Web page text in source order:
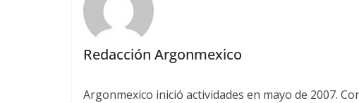
Redacción Argonmexico
Argonmexico inició actividades en mayo de 2007.